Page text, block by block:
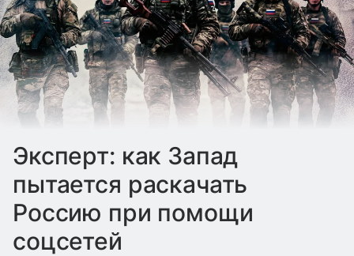
Эксперт: как Запад
пытается раскачать
Россию при помощи
соцсетей